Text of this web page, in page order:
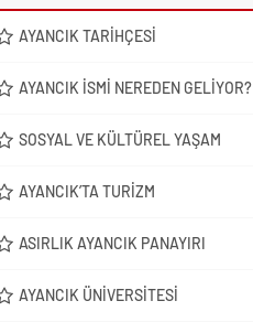
EURO
54,9747
AYANCIK TARIHÇESI
AYANCIK İSMI NEREDEN GELIYOR?
SOSYAL VE KÜLTÜREL YAŞAM
AYANCIK’TA TURIZM
ASIRLIK AYANCIK PANAYIRI
AYANCIK ÜNIVERSITESI